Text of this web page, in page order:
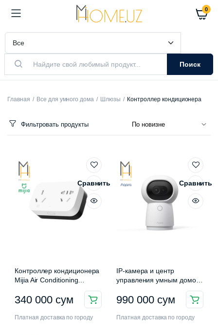
0
Поиск
Главная Все для умного дома Шлюзы Контроллер кондиционера
Фильтровать продукты
Сравнить
Контроллер кондиционера
Mijia Air Conditioning
(KTBL04LM)
340 000 сум
Платная доставка по городу
Сравнить
IP-камера и центр
управления умным домом
990 000 сум
Платная доставка по городу